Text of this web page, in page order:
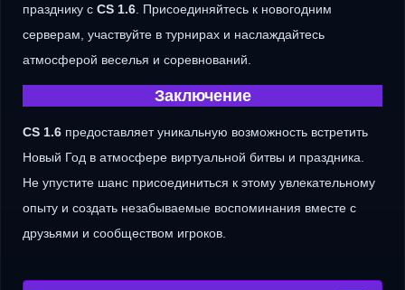
празднику с CS 1.6 . Присоединяйтесь к новогодним
серверам, участвуйте в турнирах и наслаждайтесь
атмосферой веселья и соревнований.
Заключение
CS 1.6 предоставляет уникальную возможность встретить
Новый Год в атмосфере виртуальной битвы и праздника.
Не упустите шанс присоединиться к этому увлекательному
опыту и создать незабываемые воспоминания вместе с
друзьями и сообществом игроков.